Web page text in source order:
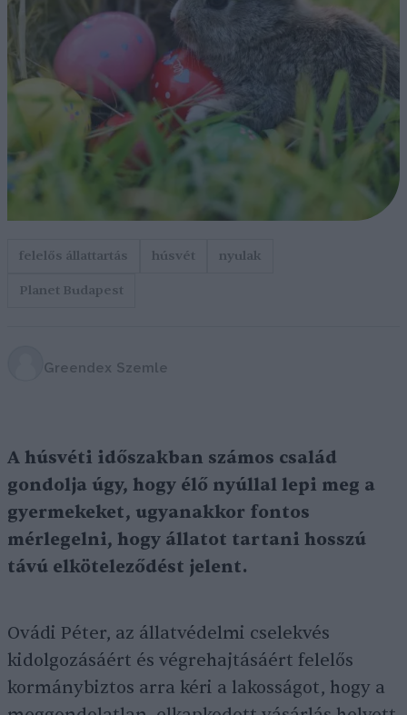
felelős állattartás húsvét
nyulak
Planet Budapest
Greendex Szemle
A húsvéti időszakban számos család
gondolja úgy, hogy élő nyúllal lepi meg a
gyermekeket, ugyanakkor fontos
mérlegelni, hogy állatot tartani hosszú
távú elköteleződést jelent.
Ovádi Péter, az állatvédelmi cselekvés
kidolgozásáért és végrehajtásáért felelős
kormánybiztos arra kéri a lakosságot, hogy a